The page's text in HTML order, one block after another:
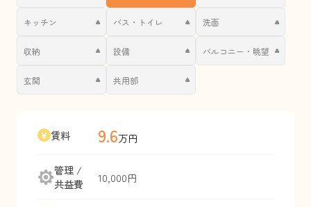
キッチン バス・トイレ 洗面
収納 設備 バルコニー・眺望
玄関 共用部
賃料 9.6万円
管理 /
共益費
10,000円